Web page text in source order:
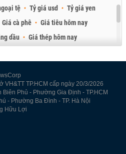
tệ Tỷ giá usd
Tỷ giá yen
Giá cà phê
Giá tiêu hôm nay
dầu
Giá thép hôm nay
VH&TT TP.HCM cấp ngày 20/3/2026
Phủ - Phường Gia Định - TP.HCM
- Phường Ba Đình - TP. Hà Nội
Hữu Lợi